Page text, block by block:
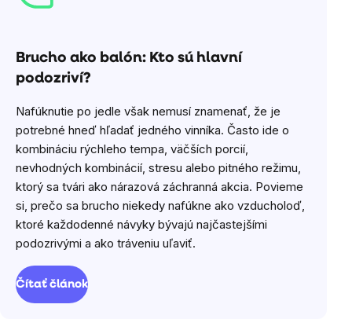
Brucho ako balón: Kto sú hlavní
podozriví?
Nafúknutie po jedle však nemusí znamenať, že je
potrebné hneď hľadať jedného vinníka. Často ide o
kombináciu rýchleho tempa, väčších porcií,
nevhodných kombinácií, stresu alebo pitného režimu,
ktorý sa tvári ako nárazová záchranná akcia. Povieme
si, prečo sa brucho niekedy nafúkne ako vzducholoď,
ktoré každodenné návyky bývajú najčastejšími
podozrivými a ako tráveniu uľaviť.
Čítať článok